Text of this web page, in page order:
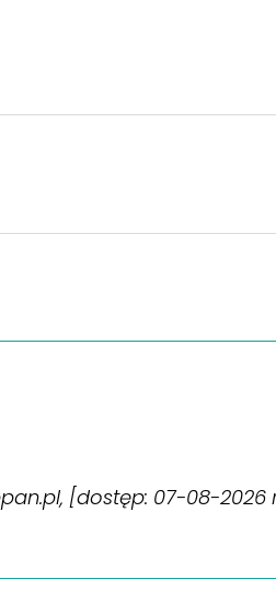
[dostęp: 07-08-2026